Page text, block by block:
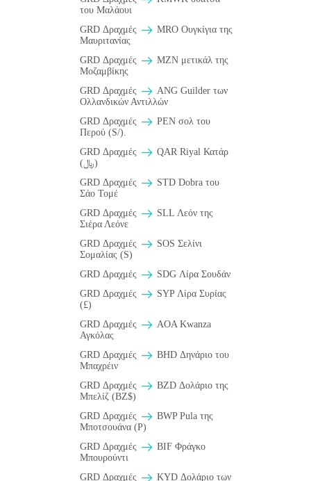
του Μαλάουι
GRD Δραχμές
MRO Ουγκίγια της
Μαυριτανίας
GRD Δραχμές
MZN μετικάλ της
Μοζαμβίκης
GRD Δραχμές
ANG Guilder των
Ολλανδικών Αντιλλών
GRD Δραχμές
PEN σολ του
Περού (S/).
GRD Δραχμές
QAR Riyal Κατάρ
(﷼)
GRD Δραχμές
STD Dobra του
Σάο Τομέ
GRD Δραχμές
SLL Λεόν της
Σιέρα Λεόνε
GRD Δραχμές
SOS Σελίνι
Σομαλίας (S)
GRD Δραχμές
SDG Λίρα Σουδάν
GRD Δραχμές
SYP Λίρα Συρίας
(£)
GRD Δραχμές
AOA Kwanza
Αγκόλας
GRD Δραχμές
BHD Δηνάριο του
Μπαχρέιν
GRD Δραχμές
BZD Δολάριο της
Μπελίζ (BZ$)
GRD Δραχμές
BWP Pula της
Μποτσουάνα (P)
GRD Δραχμές
BIF Φράγκο
Μπουρούντι
GRD Δραχμές
KYD Δολάριο των